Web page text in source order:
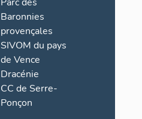
Baronnies
provençales
SIVOM du pays
de Vence
Dracénie
CC de Serre-
Ponçon